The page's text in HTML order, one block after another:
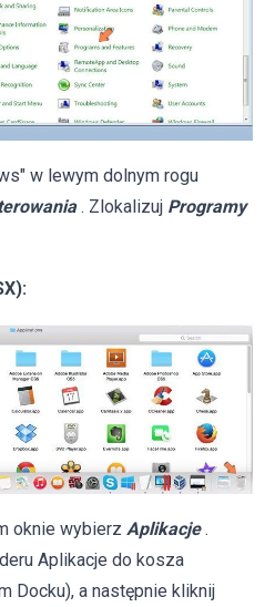
w lewym dolnym rogu
. Zlokalizuj Programy
oknie wybierz Aplikacje .
Aplikacje do kosza
Docku), a następnie kliknij